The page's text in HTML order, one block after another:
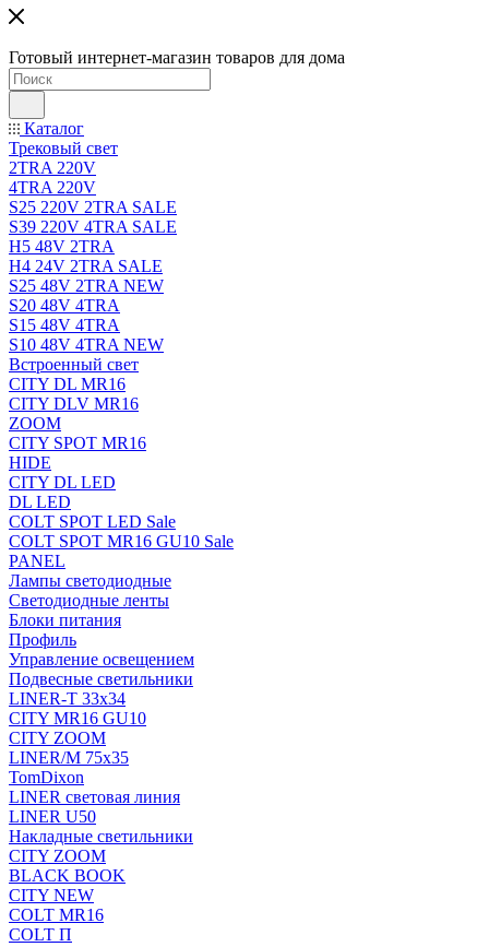
Готовый интернет-магазин товаров для дома
Каталог
Трековый свет
2TRA 220V
4TRA 220V
S25 220V 2TRA SALE
S39 220V 4TRA SALE
H5 48V 2TRA
H4 24V 2TRA SALE
S25 48V 2TRA NEW
S20 48V 4TRA
S15 48V 4TRA
S10 48V 4TRA NEW
Встроенный свет
CITY DL MR16
CITY DLV MR16
ZOOM
CITY SPOT MR16
HIDE
CITY DL LED
DL LED
COLT SPOT LED Sale
COLT SPOT MR16 GU10 Sale
PANEL
Лампы светодиодные
Светодиодные ленты
Блоки питания
Профиль
Управление освещением
Подвесные светильники
LINER-T 33x34
CITY MR16 GU10
CITY ZOOM
LINER/M 75х35
TomDixon
LINER световая линия
LINER U50
Накладные светильники
CITY ZOOM
BLACK BOOK
CITY NEW
COLT MR16
COLT П